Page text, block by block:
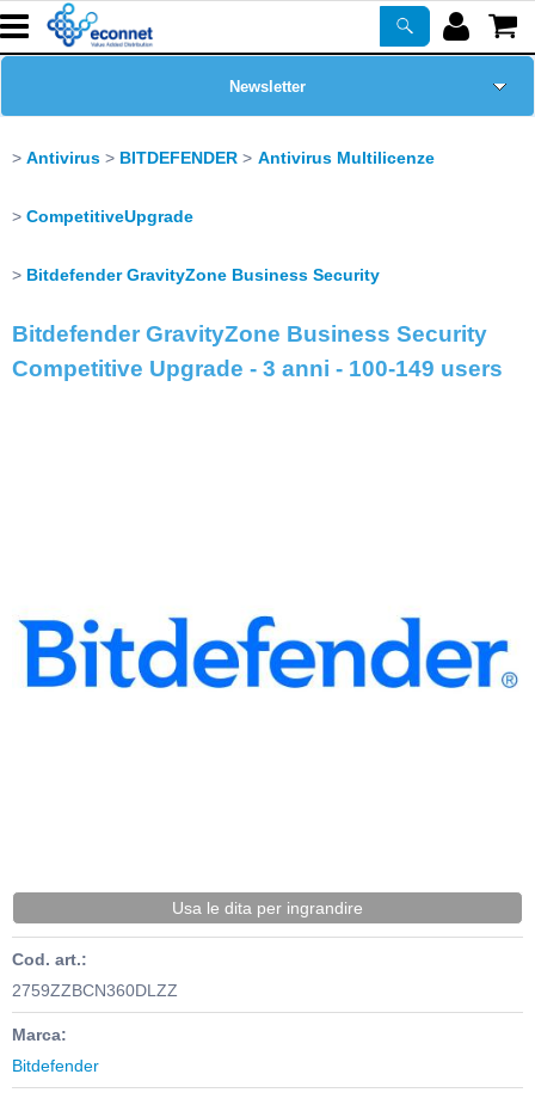
Prodotti
Corsi
Newsletter
Antivirus BITDEFENDER Antivirus Multilicenze
CompetitiveUpgrade
Bitdefender GravityZone Business Security
Bitdefender GravityZone Business Security
Competitive Upgrade - 3 anni - 100-149 users
Usa le dita per ingrandire
Cod. art.:
2759ZZBCN360DLZZ
Marca:
Bitdefender